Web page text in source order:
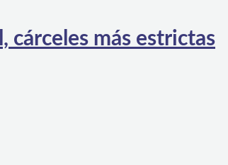
cárceles más estrictas